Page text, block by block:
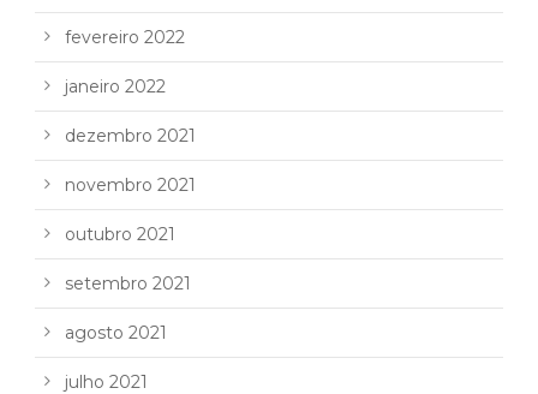
fevereiro 2022
janeiro 2022
dezembro 2021
novembro 2021
outubro 2021
setembro 2021
agosto 2021
julho 2021